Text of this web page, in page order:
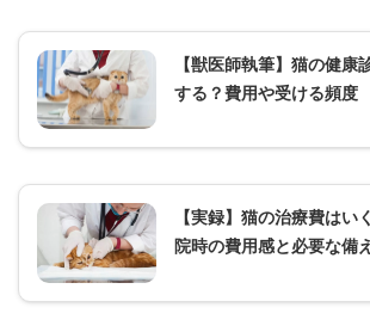
【獣医師執筆】猫の健康
する？費用や受ける頻度
【実録】猫の治療費はい
院時の費用感と必要な備え